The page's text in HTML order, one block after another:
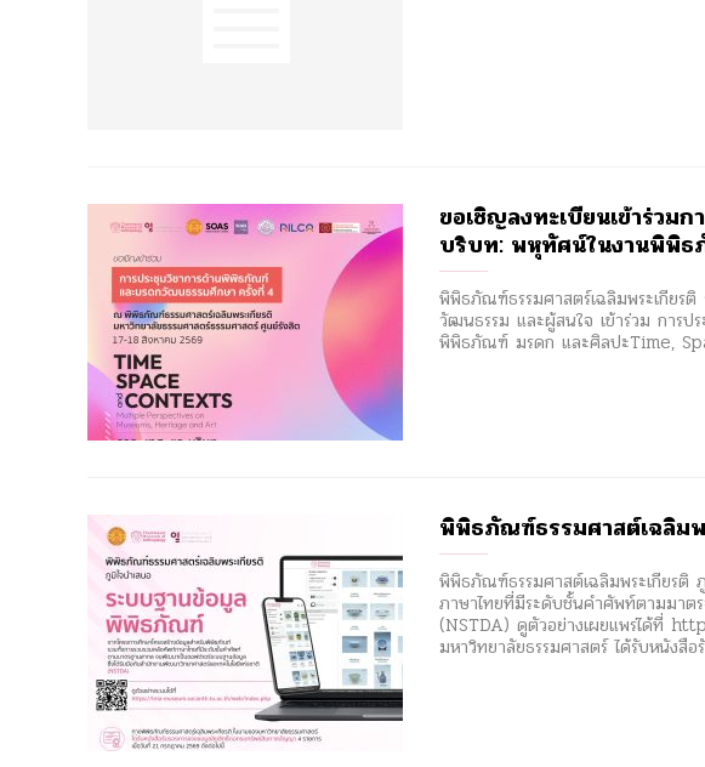
ขอเชิญลงทะเบียนเข้าร่วม
บริบท: พหุทัศน์ในงานพิพิ
พิพิธภัณฑ์ธรรมศาสตร์เฉลิมพระเกีย
วัฒนธรรม และผู้สนใจ เข้าร่วม การ
พิพิธภัณฑ์ มรดก และศิลปะTime,
พิพิธภัณฑ์ธรรมศาสต์เฉลิม
พิพิธภัณฑ์ธรรมศาสต์เฉลิมพระเกียรติ
ภาษาไทยที่มีระดับชั้นคำศัพท์ตามมาต
(NSTDA) ดูตัวอย่างเผยแพร่ได้ที่
มหาวิทยาลัยธรรมศาสตร์ ได้รับหนังสื